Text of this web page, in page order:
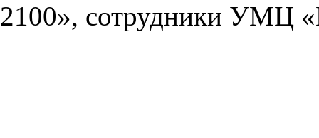
2100», сотрудники УМЦ